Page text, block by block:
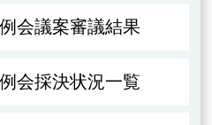
会議案審議結果
会採決状況一覧